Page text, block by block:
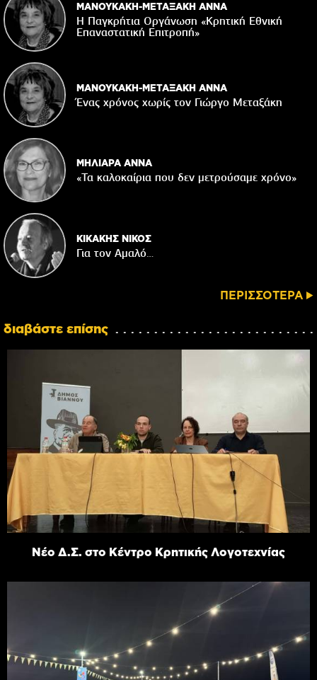
ΜΑΝΟΥΚΑΚΗ-ΜΕΤΑΞΑΚΗ ΑΝΝΑ
Η Παγκρήτια Οργάνωση «Κρητική Εθνική
Επαναστατική Eπιτροπή»
ΜΑΝΟΥΚΑΚΗ-ΜΕΤΑΞΑΚΗ ΑΝΝΑ
Ένας χρόνος χωρίς τον Γιώργο Μεταξάκη
ΜΗΛΙΑΡΑ ΑΝΝΑ
«Τα καλοκαίρια που δεν μετρούσαμε χρόνο»
ΚΙΚΑΚΗΣ ΝΙΚΟΣ
Για τον Αμαλό…
ΠΕΡΙΣΣΟΤΕΡΑ
διαβάστε επίσης
Νέο Δ.Σ. στο Κέντρο Κρητικής Λογοτεχνίας